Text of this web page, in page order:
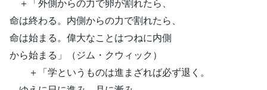
命は終わる。内側からの力で割れたら、
命は始まる。偉大なことはつねに内側
から始まる」（ジム・クウィック）
＋「学というものは進まざれば必ず退く。